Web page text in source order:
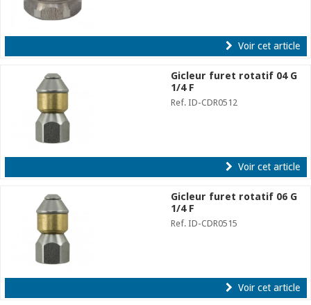
Voir cet article
Gicleur furet rotatif 04 G
1/4 F
Ref. ID-CDR0512
Voir cet article
Gicleur furet rotatif 06 G
1/4 F
Ref. ID-CDR0515
Voir cet article